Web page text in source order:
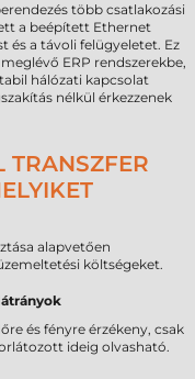
több csatlakozási
a beépített Ethernet
és a távoli felügyeletet. Ez
ERP rendszerekbe,
hálózati kapcsolat
nélkül érkezzenek
TRANSZFER
alapvetően
költségeket.
és fényre érzékeny, csak
ideig olvasható.